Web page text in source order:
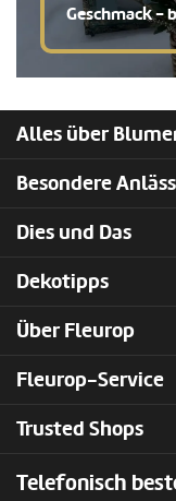
Geschmack -
Alles über
Besondere
Dies und Das
Dekotipps
Über Fleurop
Fleurop-Service
Trusted Shops
Telefonisch